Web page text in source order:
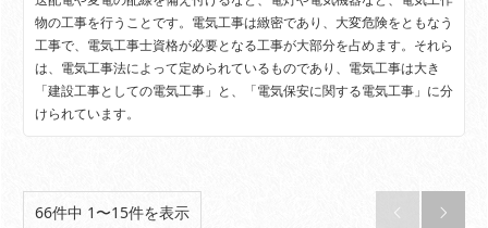
物の工事を行うことです。電気工事は緻密であり、大変危険をともなう
工事で、電気工事士資格が必要となる工事が大部分を占めます。それら
は、電気工事法によって定められているものであり、電気工事は大き
「建設工事としての電気工事」と、「電気保安に関する電気工事」に分
けられています。
66件中 1〜15件を表示  